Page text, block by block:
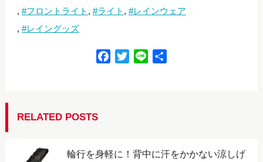
フロントライト
ライト
レインウェア
レイングッズ
k
RELATED POSTS
輪行を身軽に！背中に汗をかかない涼しげ